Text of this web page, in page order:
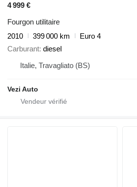
4 999 €
Fourgon utilitaire
2010
399 000 km
Euro 4
Carburant diesel
Italie, Travagliato (BS)
Vezi Auto